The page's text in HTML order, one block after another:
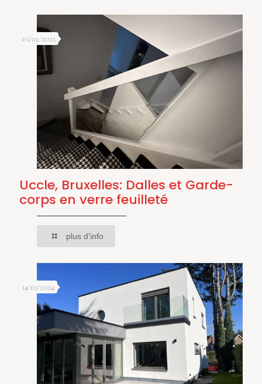
03/02/2025
Uccle, Bruxelles: Dalles et Garde-
corps en verre feuilleté
plus d'info
14/03/2024